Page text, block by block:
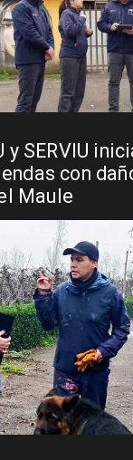
y SERVIU
con
Maule